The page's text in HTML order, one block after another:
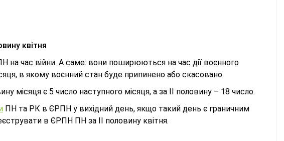
квітня
на час війни. А саме: вони поширюються на час дії воєнного
в якому воєнний стан буде припинено або скасовано.
місяця є 5 число наступного місяця, а за ІІ половину – 18 число.
ПН та РК в ЄРПН у вихідний день, якщо такий день є граничним
в ЄРПН ПН за ІІ половину квітня.